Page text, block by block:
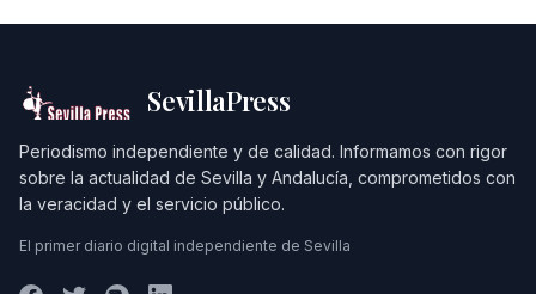
SevillaPress
Periodismo independiente y de calidad. Informamos con rigor
sobre la actualidad de Sevilla y Andalucía, comprometidos con
la veracidad y el servicio público.
El primer diario digital independiente de Sevilla